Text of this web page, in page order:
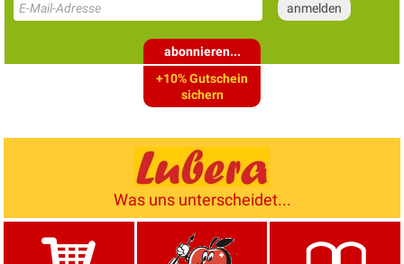
abonnieren...
+10% Gutschein
sichern
Was uns unterscheidet...